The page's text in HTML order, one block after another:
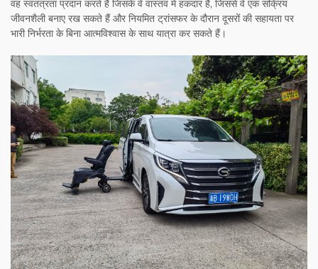
वह स्वतंत्रता प्रदान करते हैं जिसके वे वास्तव में हकदार हैं, जिससे वे एक सक्रिय
जीवनशैली बनाए रख सकते हैं और नियमित ट्रांसफर के दौरान दूसरों की सहायता पर
भारी निर्भरता के बिना आत्मविश्वास के साथ यात्रा कर सकते हैं।